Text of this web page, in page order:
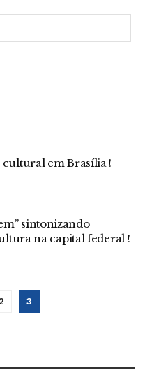
cultural em Brasília !
sintonizando
na capital federal !
3